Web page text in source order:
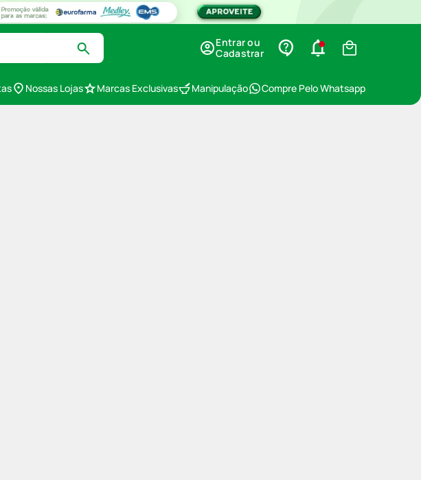
Entrar ou
Cadastrar
Nossas Lojas Marcas Exclusivas Manipulação Compre Pelo Whatsapp